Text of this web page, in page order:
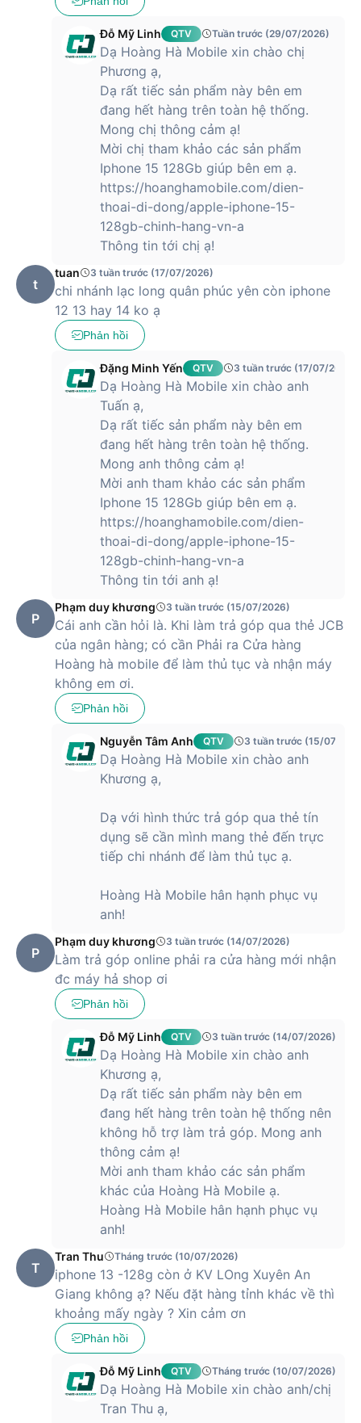
hãng là iOS 15 với những tính năng, bảo mật mới được cập
Camera 12MP với nhiều nâng cấp đáng kể
iPhone 13 được Apple trang bị 2 camera có độ phân giải
12MP với khẩu độ được mở rộng lên thành thành f/1.6 và
cảm biến góc rộng khẩu độ f1.8 giúp bắt nét mọi thứ một
cách chuẩn xác ngay cả trong môi trường thiếu sáng.
Apple cũng mang tới chế độ quay video điện ảnh Cinematic
cho iPhone 13 cho phép quay được những đoạn phim phong
cách chuyên nghiệp hơn.
Ngoài ra, nó còn được tích hợp cả công nghệ chống rung
cảm biến “sensor-shift” trước đây vốn từng chỉ xuất hiện
trên iPhone 12 Pro Max, giúp việc quay video mượt mà hơn.
Tất cả những cải tiến này đều giúp nâng cao trải nghiệm
chụp ảnh cho người dùng.
Dung lượng pin khoẻ và kết nối 5G
iPhone 13 có dung lượng pin là 3240 mAh và lớn hơn thế hệ
cũ. Theo Apple khẳng định, với sự thay đổi này, thiết bị năm
nay sẽ cho người dùng thời lượng pin nhỉnh hơn tới 2.5 giờ
so với dòng iPhone 12 năm ngoái.
Về kết nối, iPhone 13 được hỗ trợ công nghệ 5G tương thích
100% với hơn 200 nhà mạng phổ biến trên toàn thế giới, bao
gồm cả 3 nhà mạng lớn tại Việt Nam là Viettel, VinaPhone và
Hiện tại, Hoàng Hà Mobile đã trở thành nhà phân phối uỷ
quyền chính thức của Apple tại Việt Nam, hứa hẹn đem lại
cho khách hàng những sản phẩm chất lượng cao và mức giá
phải chăng nhất.
iPhone 13 có giá bao nhiêu?
iPhone 13 hiện được bán với mức giá
thành lựa chọn nổi bật trong phân khúciPhonetầm trung.
Với mức giá này, người dùng có thể sở hữu thiết bị sở hữu
chip A15 Bionic mạnh mẽ, màn hình OLED sắc nét và hệ
thống camera chất lượng cao, đáp ứng tốt nhu cầu chụp
cho người dùng muốn trải nghiệm hiệu năng ổn định, hệ sinh
thái Apple và độ bền cao mà không cần đầu tư chi phí quá
lớn. Ở mức giá này, iPhone 13 mang lại giá trị sử dụng bền
Đỗ Mỹ Linh QTV Tuần trước (29/07/2026)
Dạ Hoàng Hà Mobile xin chào chị
Phương ạ,
Dạ rất tiếc sản phẩm này bên em
đang hết hàng trên toàn hệ thống.
Mong chị thông cảm ạ!
Mời chị tham khảo các sản phẩm
Iphone 15 128Gb giúp bên em ạ.
https://hoanghamobile.com/dien-
thoai-di-dong/apple-iphone-15-
128gb-chinh-hang-vn-a
Thông tin tới chị ạ!
t
tuan 3 tuần trước (17/07/2026)
chi nhánh lạc long quân phúc yên còn iphone
12 13 hay 14 ko ạ
Phản hồi
Đặng Minh Yến QTV 3 tuần trước (17/07/2026)
Dạ Hoàng Hà Mobile xin chào anh
Tuấn ạ,
Dạ rất tiếc sản phẩm này bên em
đang hết hàng trên toàn hệ thống.
Mong anh thông cảm ạ!
Mời anh tham khảo các sản phẩm
Iphone 15 128Gb giúp bên em ạ.
https://hoanghamobile.com/dien-
thoai-di-dong/apple-iphone-15-
128gb-chinh-hang-vn-a
Thông tin tới anh ạ!
P
Phạm duy khương 3 tuần trước (15/07/2026)
Cái anh cần hỏi là. Khi làm trả góp qua thẻ JCB
của ngân hàng; có cần Phải ra Cửa hàng
Hoàng hà mobile để làm thủ tục và nhận máy
không em ơi.
Phản hồi
Nguyễn Tâm Anh QTV 3 tuần trước (15/07/
Dạ Hoàng Hà Mobile xin chào anh
Khương ạ,
Dạ với hình thức trả góp qua thẻ tín
dụng sẽ cần mình mang thẻ đến trực
tiếp chi nhánh để làm thủ tục ạ.
Hoàng Hà Mobile hân hạnh phục vụ
anh!
P
Phạm duy khương 3 tuần trước (14/07/2026)
Làm trả góp online phải ra cửa hàng mới nhận
đc máy hả shop ơi
Phản hồi
Đỗ Mỹ Linh QTV 3 tuần trước (14/07/2026)
Dạ Hoàng Hà Mobile xin chào anh
Khương ạ,
Dạ rất tiếc sản phẩm này bên em
đang hết hàng trên toàn hệ thống nên
không hỗ trợ làm trả góp. Mong anh
thông cảm ạ!
Mời anh tham khảo các sản phẩm
khác của Hoàng Hà Mobile ạ.
Hoàng Hà Mobile hân hạnh phục vụ
anh!
T
Tran Thu Tháng trước (10/07/2026)
iphone 13 -128g còn ở KV LOng Xuyên An
Giang không ạ? Nếu đặt hàng tỉnh khác về thì
khoảng mấy ngày ? Xin cảm ơn
Phản hồi
Đỗ Mỹ Linh QTV Tháng trước (10/07/2026)
Dạ Hoàng Hà Mobile xin chào anh/chị
Tran Thu ạ,